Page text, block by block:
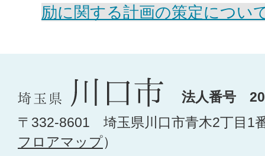
励に関する計画の策定につい
法人番号
〒332-8601 埼玉県川口市青木2丁目1
フロアマップ）